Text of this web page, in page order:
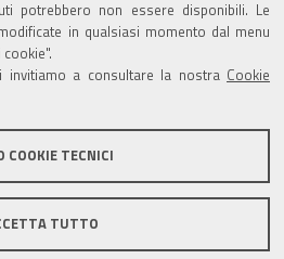
potrebbero non essere disponibili. Le
in qualsiasi momento dal menu
invitiamo a consultare la nostra Cookie
COOKIE TECNICI
TUTTO
Informative privacy